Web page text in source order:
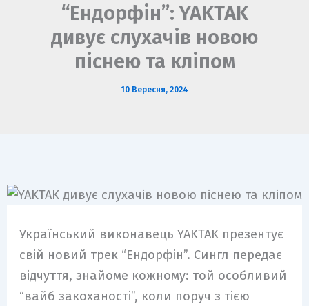
“Ендорфін”: YAKTAK
дивує слухачів новою
піснею та кліпом
10 Вересня, 2024
Український виконавець YAKTAK презентує
свій новий трек “Ендорфін”. Сингл передає
відчуття, знайоме кожному: той особливий
“вайб закоханості”, коли поруч з тією